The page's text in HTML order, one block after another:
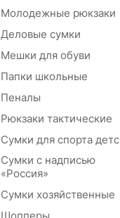
Молодежные рюкзаки
Деловые сумки
Мешки для обуви
Папки школьные
Пеналы
Рюкзаки тактические
Сумки для спорта
Сумки с надписью
«Россия»
Сумки хозяйственные